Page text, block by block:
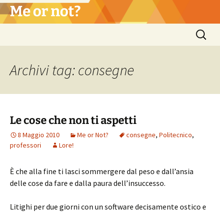
Vai
al Me or not?
Ricerca
per:
Archivi tag: consegne
Le cose che non ti aspetti
8 Maggio 2010 Me or Not? consegne, Politecnico,
professori
Lore!
È che alla fine ti lasci sommergere dal peso e dall’ansia
delle cose da fare e dalla paura dell’insuccesso.
Litighi per due giorni con un software decisamente ostico e